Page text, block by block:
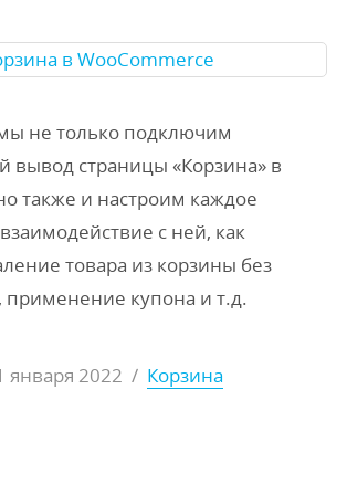
не только подключим
вывод страницы «Корзина» в
также и настроим каждое
с ней, как
товара из корзины без
применение купона и т.д.
января 2022 / Корзина